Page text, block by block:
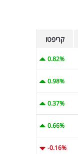
קריפטו
0.82%
0.98%
0.37%
0.66%
-0.16%